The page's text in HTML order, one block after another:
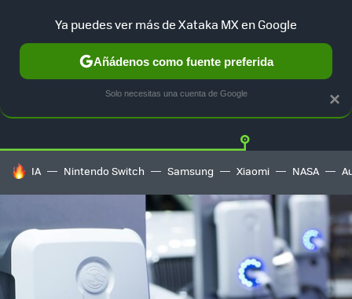
TESLA UBER AUTO ELECTRICO Twitter
HOY SE HABLA DE
IA Nintendo Switch Samsung Xiaomi NASA
×
Ya puedes ver más de Xataka MX en Google
Añádenos como fuente preferida
Solo necesitas una cuenta de Google